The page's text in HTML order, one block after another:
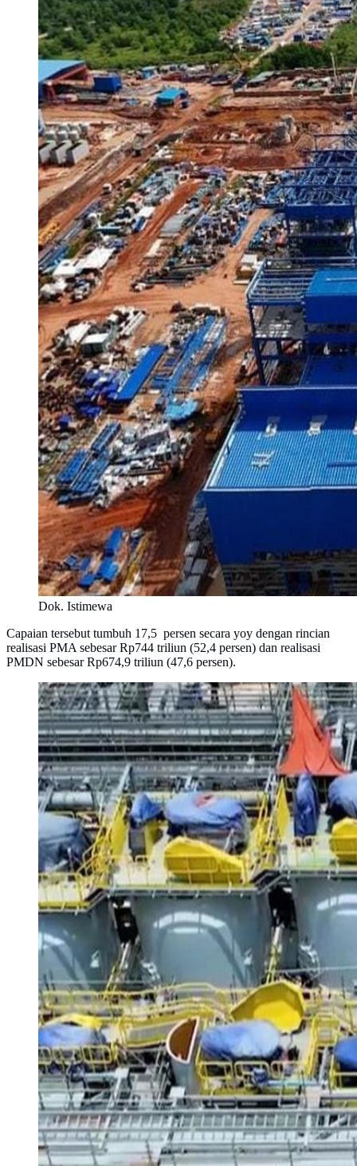
Dok. Istimewa
Capaian tersebut tumbuh 17,5 persen secara yoy dengan rincian
realisasi PMA sebesar Rp744 triliun (52,4 persen) dan realisasi
PMDN sebesar Rp674,9 triliun (47,6 persen).